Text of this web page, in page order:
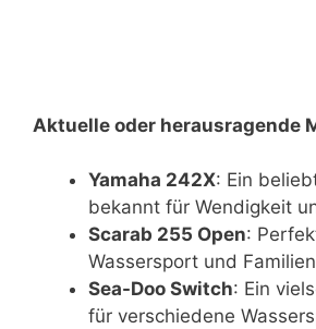
Aktuelle oder herausragende
Yamaha 242X: Ein
bekannt für Wendigkeit
Scarab 255 Open:
Wassersport und
Sea-Doo Switch: Ein
für verschiedene